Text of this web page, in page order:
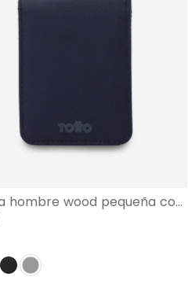
Billetera hombre wood pequeña con rfid blocker azul